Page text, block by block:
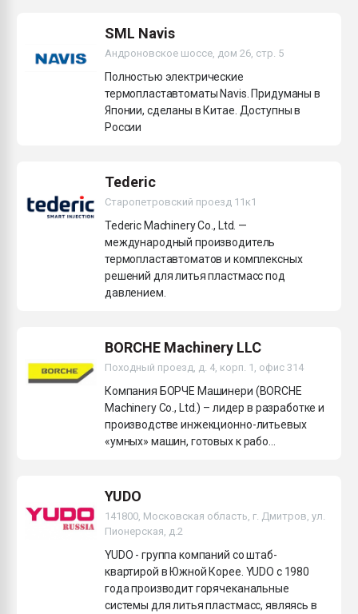
ПЕРЕЙТИ НА
SML Navis
Андроновское шоссе, дом 26, стр. 5
Полностью электрические
термопластавтоматы Navis. Придуманы в
Японии, сделаны в Китае. Доступны в
России
Tederic
Старопетровский проезд 11к1
Tederic Machinery Co., Ltd. —
международный производитель
термопластавтоматов и комплексных
решений для литья пластмасс под
давлением.
YUDO
141800, Московская область, г. Дмитров, ул.
Пионерская, д.2
YUDO - группа компаний со штаб-
квартирой в Южной Корее. YUDO c 1980
года производит горячеканальные
системы для литья пластмасс, являясь в
BORCHE Machinery LLC
Походный проезд, д. 4, корп. 1, офис 314
Компания БОРЧЕ Машинери (BORCHE
Machinery Co., Ltd.) – лидер в разработке и
производстве инжекционно-литьевых
«умных» машин, готовых к рабо...